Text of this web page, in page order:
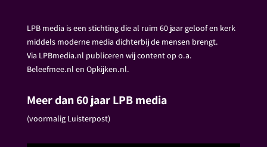
LPB media is een stichting die al ruim 60 jaar geloof en kerk
middels moderne media dichterbij de mensen brengt.
Via LPBmedia.nl publiceren wij content op o.a.
Beleefmee.nl en Opkijken.nl.
Meer dan 60 jaar LPB media
(voormalig Luisterpost)